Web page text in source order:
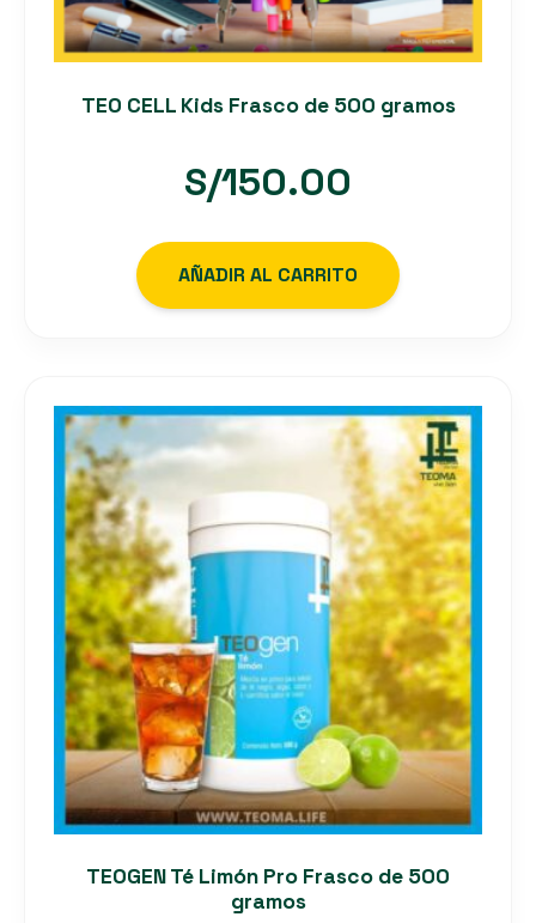
TEO CELL Kids Frasco de 500 gramos
S/150.00
AÑADIR AL CARRITO
TEOGEN Té Limón Pro Frasco de 500
gramos